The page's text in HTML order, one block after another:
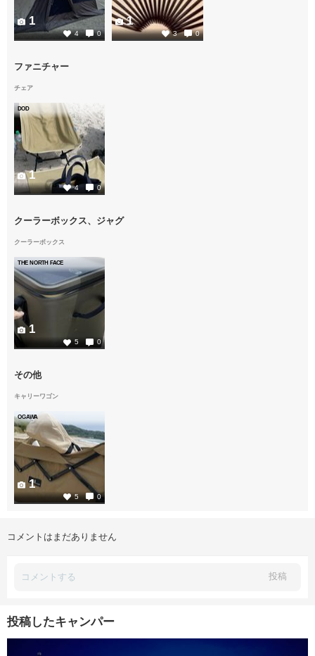
4 0
1
3 0
1
ファニチャー
チェア
DOD
4 0
1
クーラーボックス、ジャグ
クーラーボックス
THE NORTH FACE
5 0
1
その他
キャリーワゴン
OGAWA
5 0
1
コメントはまだありません
投稿
投稿したキャンパー